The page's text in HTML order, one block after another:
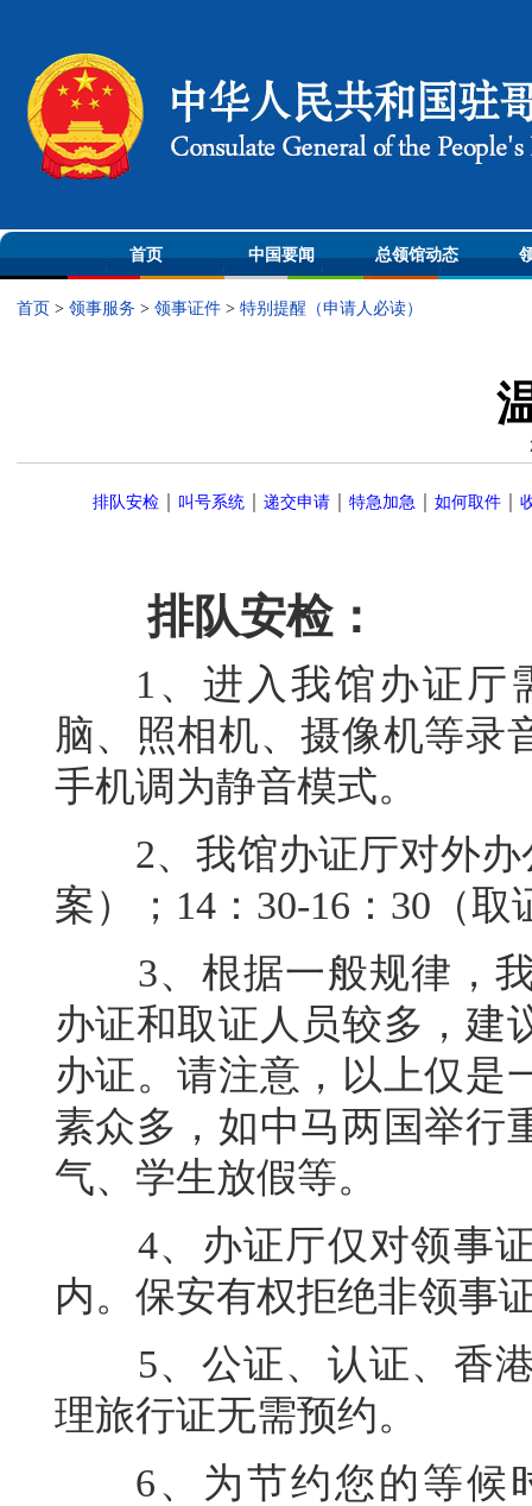
首页 中国要闻 总领馆动态
首页 > 领事服务 > 领事证件> 特别提醒（申请人必读）
排队安检 叫号系统｜ 递交申请｜ 特急加急 如何取件｜
排队安检：
1、进入我馆办证厅
脑、照相机、摄像机等录
手机调为静音模式。
2、我馆办证厅对外办
案）；14：30-16：30（取
3、根据一般规律，我
办证和取证人员较多，建
办证。请注意，以上仅是
素众多，如中马两国举行
气、学生放假等。
4、办证厅仅对领事证
内。保安有权拒绝非领事
5、公证、认证、香港
理旅行证无需预约。
6、为节约您的等候